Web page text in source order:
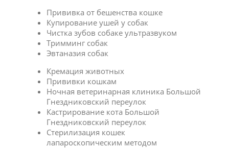
Прививка от бешенства кошке
Купирование ушей у собак
Чистка зубов собаке ультразвуком
Тримминг собак
Эвтаназия собак
Кремация животных
Прививки кошкам
Ночная ветеринарная клиника Большой
Гнездниковский переулок
Кастрирование кота Большой
Гнездниковский переулок
Стерилизация кошек
лапароскопическим методом